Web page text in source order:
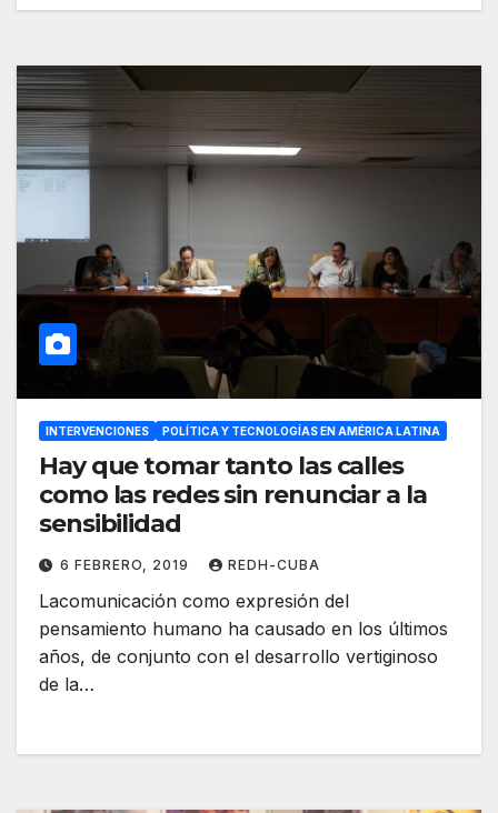
INTERVENCIONES POLÍTICA Y TECNOLOGÍAS EN AMÉRICA LATINA
Hay que tomar tanto las calles
como las redes sin renunciar a la
sensibilidad
6 FEBRERO, 2019 REDH-CUBA
Lacomunicación como expresión del
pensamiento humano ha causado en los últimos
años, de conjunto con el desarrollo vertiginoso
de la…